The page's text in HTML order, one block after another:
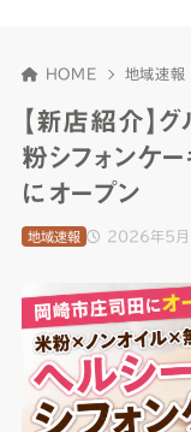
HOME 地域速報
【新店紹介】
粉シフォンケ
にオープン
2026年5月
地域速報